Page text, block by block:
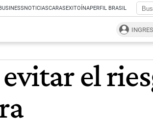
NOTICIASCARASEXITOÍNAPERFIL BRASIL
el